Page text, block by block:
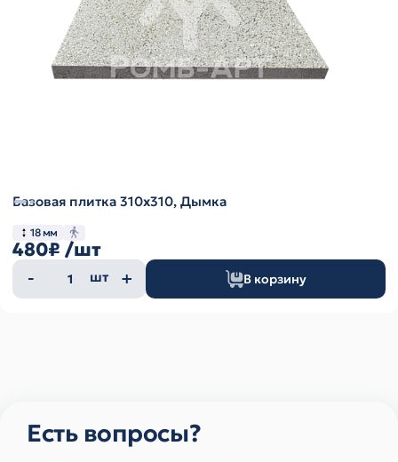
Базовая плитка 310х310, Дымка
18 мм
480₽ /шт
Количество
товара
шт В корзину
Есть вопросы?